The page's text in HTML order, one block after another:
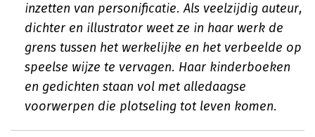
inzetten van personificatie. Als veelzijdig auteur,
dichter en illustrator weet ze in haar werk de
grens tussen het werkelijke en het verbeelde op
speelse wijze te vervagen. Haar kinderboeken
en gedichten staan vol met alledaagse
voorwerpen die plotseling tot leven komen.